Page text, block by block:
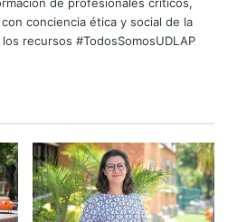
de profesionales críticos,
conciencia ética y social de la
recursos #TodosSomosUDLAP